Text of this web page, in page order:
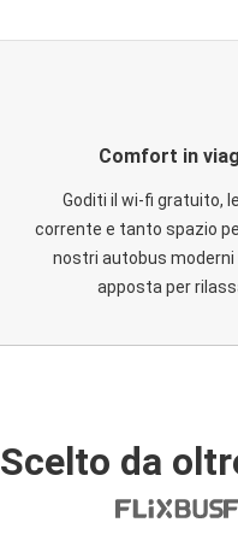
Comfort in
Goditi il wi-fi gratuito,
corrente e tanto spazio
nostri autobus
apposta per
Scelto da